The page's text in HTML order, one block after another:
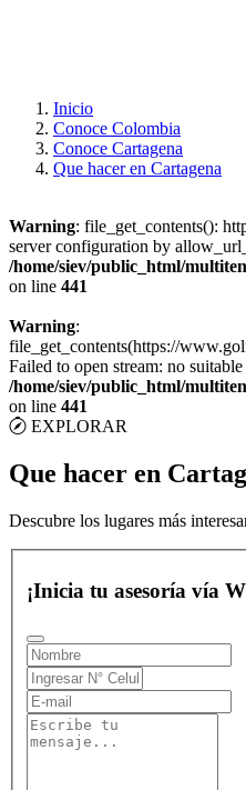
Inicio
Conoce Colombia
Conoce Cartagena
Que hacer en Cartagena
Warning: file_get_contents():
server configuration by
/home/siev/public_html/
on line 441
Warning:
file_get_contents(https://
Failed to open stream: no
/home/siev/public_html/
on line 441
EXPLORAR
Que hacer en
Descubre los lugares más
¡Inicia tu asesoría vía